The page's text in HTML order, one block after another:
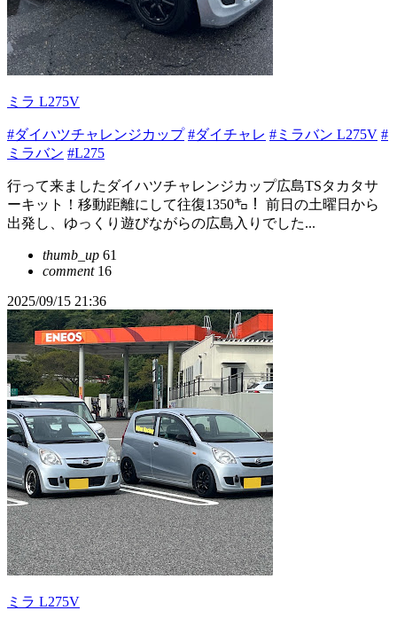
ミラ L275V
#ダイハツチャレンジカップ #ダイチャレ #ミラバン L275V #
ミラバン #L275
行って来ましたダイハツチャレンジカップ広島TSタカタサ
ーキット！移動距離にして往復1350㌔！ 前日の土曜日から
出発し、ゆっくり遊びながらの広島入りでした...
thumb_up 61
comment16
2025/09/15 21:36
ミラ L275V